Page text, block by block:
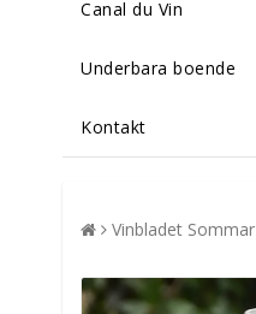
Canal du Vin
Underbara boende
Kontakt
Vinbladet Sommar